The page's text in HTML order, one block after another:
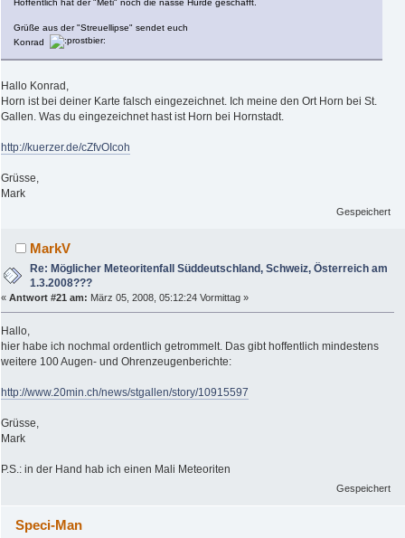
Hoffentlich hat der "Meti" noch die nasse Hürde geschafft.
Grüße aus der "Streuellipse" sendet euch
Konrad
Hallo Konrad,
Horn ist bei deiner Karte falsch eingezeichnet. Ich meine den Ort Horn bei St.
Gallen. Was du eingezeichnet hast ist Horn bei Hornstadt.
http://kuerzer.de/cZfvOIcoh
Grüsse,
Mark
Gespeichert
MarkV
Re: Möglicher Meteoritenfall Süddeutschland, Schweiz, Österreich am
1.3.2008???
« Antwort #21 am: März 05, 2008, 05:12:24 Vormittag »
Hallo,
hier habe ich nochmal ordentlich getrommelt. Das gibt hoffentlich mindestens
weitere 100 Augen- und Ohrenzeugenberichte:
http://www.20min.ch/news/stgallen/story/10915597
Grüsse,
Mark
P.S.: in der Hand hab ich einen Mali Meteoriten
Gespeichert
Speci-Man